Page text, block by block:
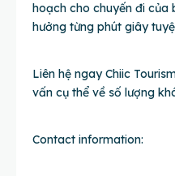
hoạch cho chuyến đi của
hưởng từng phút giây
Liên hệ ngay Chiic
vấn cụ thể về số lượng
Contact information: